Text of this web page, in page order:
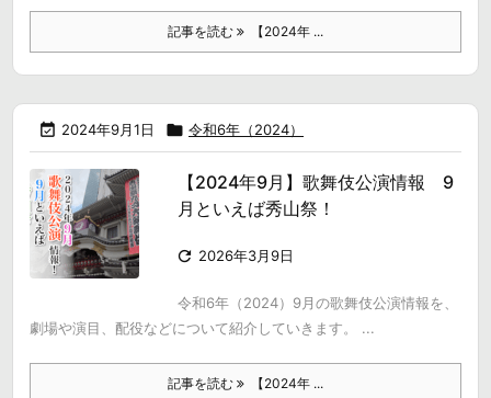
記事を読む 【2024年 ...
 2024年9月1日  令和6年（2024）
【2024年9月】歌舞伎公演情報 9
月といえば秀山祭！
 2026年3月9日
令和6年（2024）9月の歌舞伎公演情報を、
劇場や演目、配役などについて紹介していきます。 ...
記事を読む 【2024年 ...